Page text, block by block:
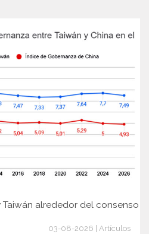
alrededor del consenso
03-08-2026 | Artículos